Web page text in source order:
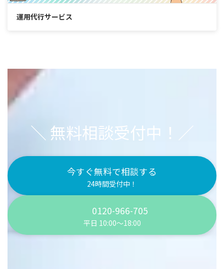
運用代行サービス
＼ 無料相談受付中！／
今すぐ無料で相談する
24時間受付中！
0120-966-705
平日 10:00〜18:00